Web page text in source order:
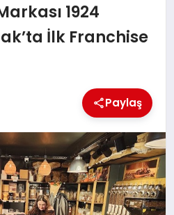
1924
İlk Franchise
Paylaş